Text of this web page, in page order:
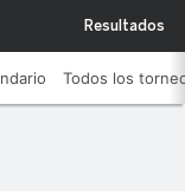
Resultados
Todos los